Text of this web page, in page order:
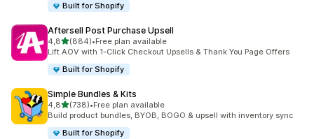
Built for Shopify
Aftersell Post Purchase Upsell
4,8na 5 gwiazdek
(884)
Łączna liczba recenzji: 884
•Free plan available
Lift AOV with 1-Click Checkout Upsells & Thank You Page Offers
Built for Shopify
Simple Bundles & Kits
4,8na 5 gwiazdek
(738)
Łączna liczba recenzji: 738
•Free plan available
Build product bundles, BYOB, BOGO & upsell with inventory sync
Built for Shopify